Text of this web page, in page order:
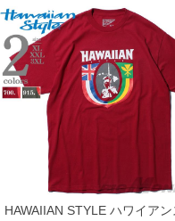
ご了承くださいませ。
※【ボトムの裾上げをご希望の場合】
裾上げ料金は500円+税となります。
備考欄に股下●cmとご記入下さい。
上の品が対象。1本5,999円以下の商
出荷まで約1週間～20日間程お時間を
尚、裾上げした商品は返品・交換不
一部、お直しに対応出来ない商品が
いている、極端なデザインが施されて
※商品によって若干のサイズの誤差
ンピュータ画面）によって、商品
ください。
舗からのお取り寄せ等により、お
HAWAIIAN STYLE ハワイアン